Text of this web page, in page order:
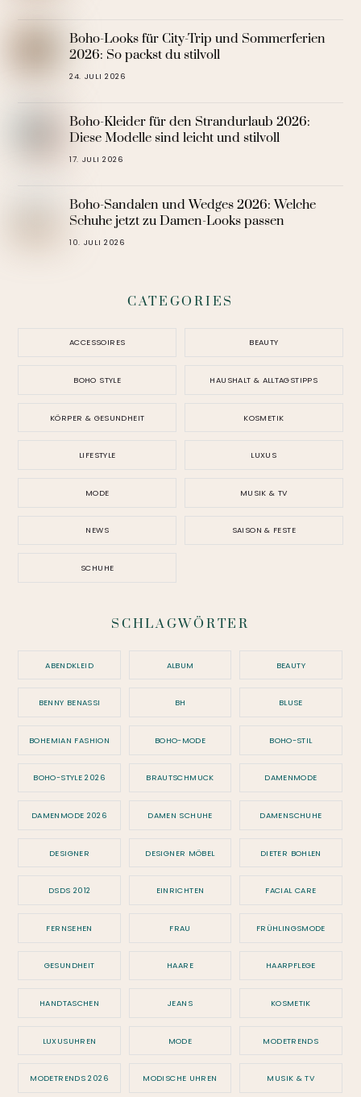
Boho-Looks für City-Trip und Sommerferien
2026: So packst du stilvoll
24. JULI 2026
Boho-Kleider für den Strandurlaub 2026:
Diese Modelle sind leicht und stilvoll
17. JULI 2026
Boho-Sandalen und Wedges 2026: Welche
Schuhe jetzt zu Damen-Looks passen
10. JULI 2026
CATEGORIES
ACCESSOIRES BEAUTY
BOHO STYLE HAUSHALT & ALLTAGSTIPPS
KÖRPER & GESUNDHEIT KOSMETIK
LIFESTYLE LUXUS
MODE MUSIK & TV
NEWS SAISON & FESTE
SCHUHE
SCHLAGWÖRTER
ABENDKLEID ALBUM BEAUTY
BENNY BENASSI BH BLUSE
BOHEMIAN FASHION BOHO-MODE BOHO-STIL
BOHO-STYLE 2026 BRAUTSCHMUCK DAMENMODE
DAMENMODE 2026 DAMEN SCHUHE DAMENSCHUHE
DESIGNER DESIGNER MÖBEL DIETER BOHLEN
DSDS 2012 EINRICHTEN FACIAL CARE
FERNSEHEN FRAU FRÜHLINGSMODE
GESUNDHEIT HAARE HAARPFLEGE
HANDTASCHEN JEANS KOSMETIK
LUXUSUHREN MODE MODETRENDS
MODETRENDS 2026 MODISCHE UHREN MUSIK & TV